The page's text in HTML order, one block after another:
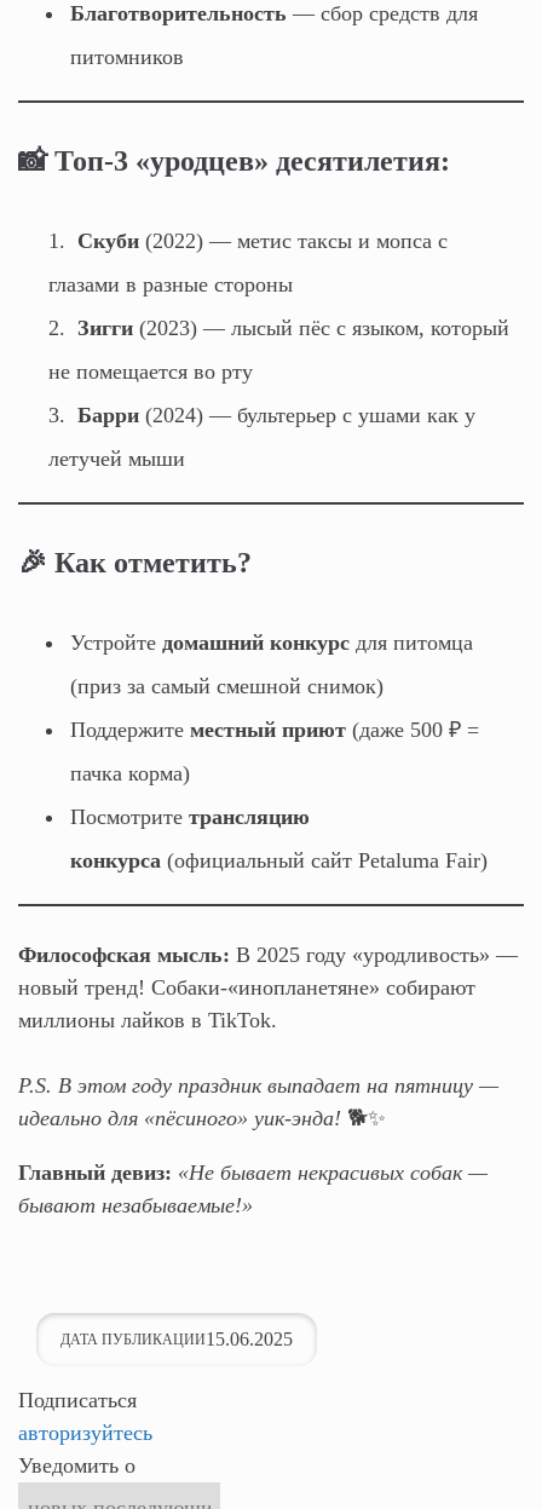
Благотворительность — сбор средств для
питомников
📸Топ-3 «уродцев» десятилетия:
Скуби (2022) — метис таксы и мопса с
глазами в разные стороны
Зигги (2023) — лысый пёс с языком, который
не помещается во рту
Барри (2024) — бультерьер с ушами как у
летучей мыши
🎉 Как отметить?
Устройте домашний конкурс для питомца
(приз за самый смешной снимок)
Поддержите местный приют (даже 500 ₽ =
пачка корма)
Посмотрите трансляцию
конкурса (официальный сайт Petaluma Fair)
Философская мысль: В 2025 году «уродливость» —
новый тренд! Собаки-«инопланетяне» собирают
миллионы лайков в TikTok.
P.S. В этом году праздник выпадает на пятницу —
идеально для «пёсиного» уик-энда! 🐕✨
Главный девиз: «Не бывает некрасивых собак —
бывают незабываемые!»
ДАТА ПУБЛИКАЦИИ15.06.2025
Подписаться
авторизуйтесь
Уведомить о